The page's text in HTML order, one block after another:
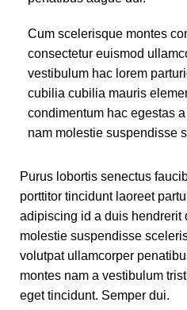
Cum scelerisque montes
consectetur euismod
vestibulum hac lorem
cubilia cubilia mauris
condimentum hac egestas
nam molestie suspendisse
Purus lobortis senectus
porttitor tincidunt laoreet
adipiscing id a duis hendrerit
molestie suspendisse
volutpat ullamcorper
montes nam a vestibulum
eget tincidunt. Semper dui.